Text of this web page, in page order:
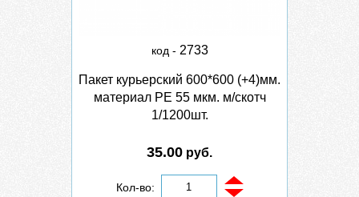
код - 2733
Пакет курьерский 600*600 (+4)мм.
материал PE 55 мкм. м/скотч
1/1200шт.
35.00 руб.
Кол-во: